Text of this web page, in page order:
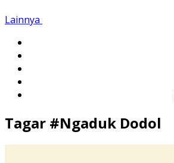
Lainnya
Tagar #Ngaduk Dodol